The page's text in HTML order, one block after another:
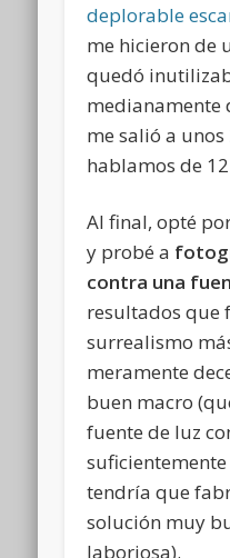
deplorable
me hicieron de
quedó
medianamente
me salió a
hablamos de
Al final, opté
y probé a
contra una
resultados que
surrealismo
meramente
buen macro
fuente de luz
tendría que
solución muy
laboriosa).